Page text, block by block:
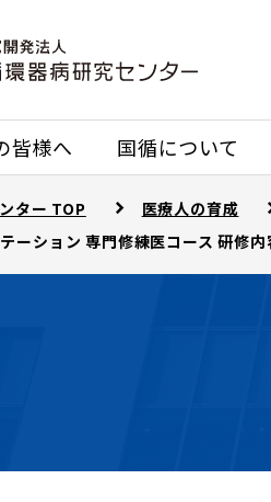
皆様へ 国循について
ター TOP 医療人の育成
ーション 専門修練医コース 研修内